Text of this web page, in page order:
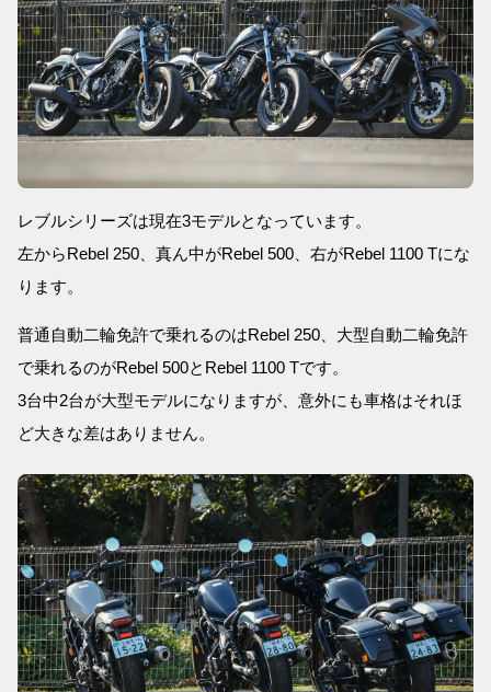
レブルシリーズは現在3モデルとなっています。
左からRebel 250、真ん中がRebel 500、右がRebel 1100 Tにな
ります。
普通自動二輪免許で乗れるのはRebel 250、大型自動二輪免許
で乗れるのがRebel 500とRebel 1100 Tです。
3台中2台が大型モデルになりますが、意外にも車格はそれほ
ど大きな差はありません。